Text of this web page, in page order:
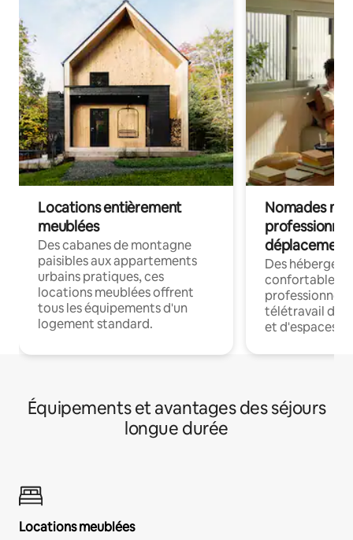
Locations entièrement
meublées
Des cabanes de montagne
paisibles aux appartements
urbains pratiques, ces
locations meublées offrent
tous les équipements d'un
logement standard.
Nomades
déplacement
Des
confortables
professionnels
télétravail
et d'espaces
Équipements et avantages des séjours
longue durée
Locations meublées